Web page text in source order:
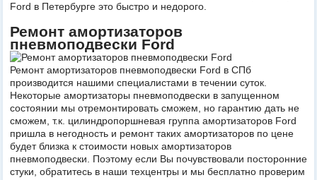
Ford в Петербурге это быстро и недорого.
Ремонт амортизаторов
пневмоподвески Ford
Ремонт амортизаторов пневмоподвески Ford в СПб
производится нашими специалистами в течении суток.
Некоторые амортизаторы пневмоподвески в запущенном
состоянии мы отремонтировать сможем, но гарантию дать не
сможем, т.к. цилиндропоршневая группа амортизаторов Ford
пришла в негодность и ремонт таких амортизаторов по цене
будет близка к стоимости новых амортизаторов
пневмоподвески. Поэтому если Вы почувствовали посторонние
стуки, обратитесь в наши техцентры и мы бесплатно проверим